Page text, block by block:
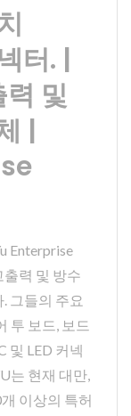
터. |
및
|
Enterprise
출력 및 방수
그들의 주요
투 보드, 보드
및 LED 커넥
는 현재 대만,
이상의 특허